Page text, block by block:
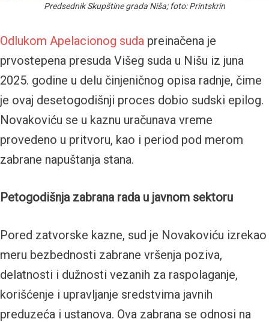
Predsednik Skupštine grada Niša; foto: Printskrin
Odlukom Apelacionog suda preinačena je
prvostepena presuda Višeg suda u Nišu iz juna
2025. godine u delu činjeničnog opisa radnje, čime
je ovaj desetogodišnji proces dobio sudski epilog.
Novakoviću se u kaznu uračunava vreme
provedeno u pritvoru, kao i period pod merom
zabrane napuštanja stana.
Petogodišnja zabrana rada u javnom sektoru
Pored zatvorske kazne, sud je Novakoviću izrekao
meru bezbednosti zabrane vršenja poziva,
delatnosti i dužnosti vezanih za raspolaganje,
korišćenje i upravljanje sredstvima javnih
preduzeća i ustanova. Ova zabrana se odnosi na